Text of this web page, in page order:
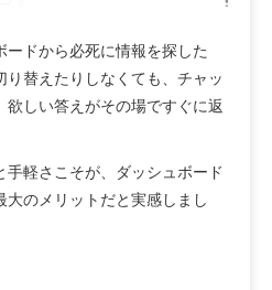
ードから必死に情報を探した
り替えたりしなくても、チャッ
欲しい答えがその場ですぐに返
手軽さこそが、ダッシュボード
大のメリットだと実感しまし